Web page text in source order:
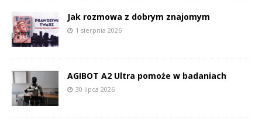
Jak rozmowa z dobrym znajomym
1 sierpnia 2026
AGIBOT A2 Ultra pomoże w badaniach
30 lipca 2026